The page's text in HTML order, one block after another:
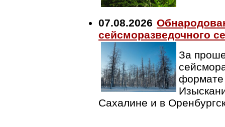
07.08.2026
сейсморазведочного
За
формате
Сахалине и в